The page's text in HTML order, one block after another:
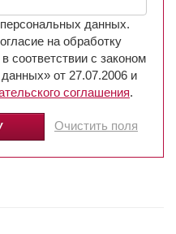
данных.
на обработку
соответствии с законом
от 27.07.2006 и
соглашения.
Очистить поля